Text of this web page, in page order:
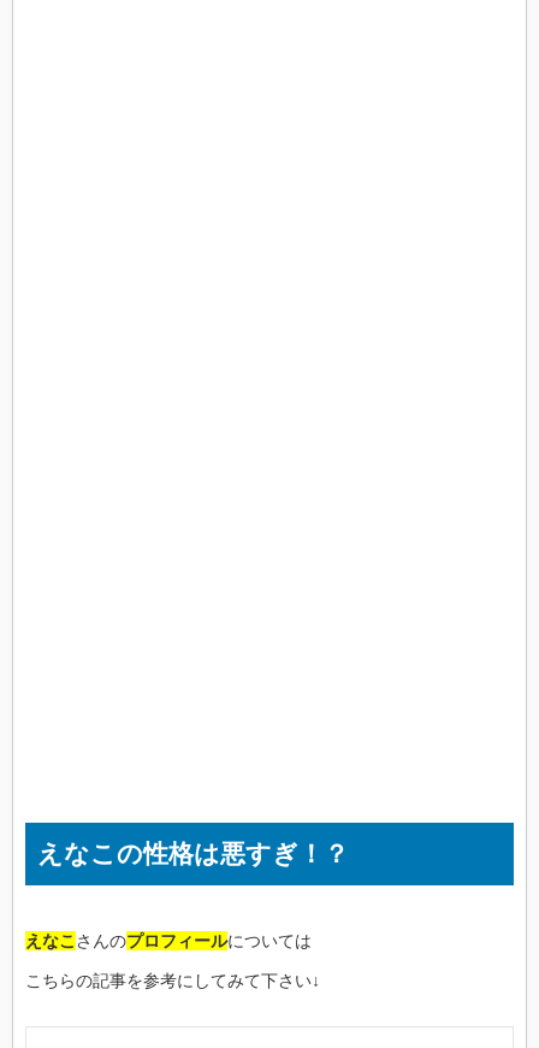
えなこの性格は悪すぎ！？
えなこ さんのプロフィールについては
こちらの記事を参考にしてみて下さい↓